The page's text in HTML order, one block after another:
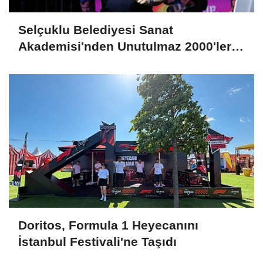
Selçuklu Belediyesi Sanat
Akademisi'nden Unutulmaz 2000'ler
Doritos, Formula 1 Heyecanını
İstanbul Festivali'ne Taşıdı